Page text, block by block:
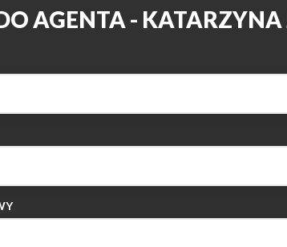
AGENTA -